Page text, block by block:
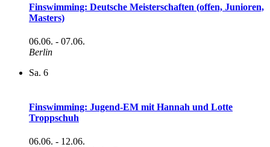
Finswimming: Deutsche Meisterschaften (offen, Junioren,
Masters)
06.06. - 07.06.
Berlin
Sa. 6
Finswimming: Jugend-EM mit Hannah und Lotte
Troppschuh
06.06. - 12.06.